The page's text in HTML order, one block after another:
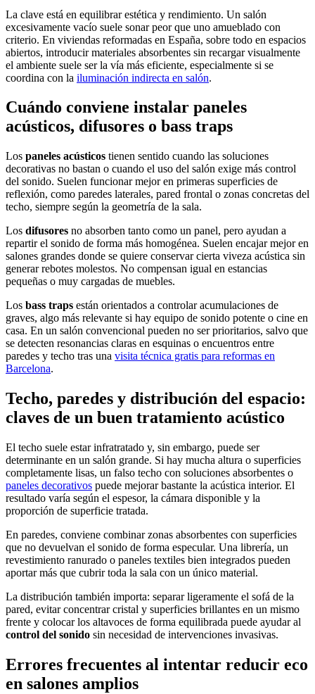
La clave está en equilibrar estética y rendimiento. Un salón
excesivamente vacío suele sonar peor que uno amueblado con
criterio. En viviendas reformadas en España, sobre todo en espacios
abiertos, introducir materiales absorbentes sin recargar visualmente
el ambiente suele ser la vía más eficiente, especialmente si se
coordina con la iluminación indirecta en salón.
Cuándo conviene instalar paneles
acústicos, difusores o bass traps
Los paneles acústicos tienen sentido cuando las soluciones
decorativas no bastan o cuando el uso del salón exige más control
del sonido. Suelen funcionar mejor en primeras superficies de
reflexión, como paredes laterales, pared frontal o zonas concretas del
techo, siempre según la geometría de la sala.
Los difusores no absorben tanto como un panel, pero ayudan a
repartir el sonido de forma más homogénea. Suelen encajar mejor en
salones grandes donde se quiere conservar cierta viveza acústica sin
generar rebotes molestos. No compensan igual en estancias
pequeñas o muy cargadas de muebles.
Los bass traps están orientados a controlar acumulaciones de
graves, algo más relevante si hay equipo de sonido potente o cine en
casa. En un salón convencional pueden no ser prioritarios, salvo que
se detecten resonancias claras en esquinas o encuentros entre
paredes y techo tras una visita técnica gratis para reformas en
Barcelona.
Techo, paredes y distribución del espacio:
claves de un buen tratamiento acústico
El techo suele estar infratratado y, sin embargo, puede ser
determinante en un salón grande. Si hay mucha altura o superficies
completamente lisas, un falso techo con soluciones absorbentes o
paneles decorativos puede mejorar bastante la acústica interior. El
resultado varía según el espesor, la cámara disponible y la
proporción de superficie tratada.
En paredes, conviene combinar zonas absorbentes con superficies
que no devuelvan el sonido de forma especular. Una librería, un
revestimiento ranurado o paneles textiles bien integrados pueden
aportar más que cubrir toda la sala con un único material.
La distribución también importa: separar ligeramente el sofá de la
pared, evitar concentrar cristal y superficies brillantes en un mismo
frente y colocar los altavoces de forma equilibrada puede ayudar al
control del sonido sin necesidad de intervenciones invasivas.
Errores frecuentes al intentar reducir eco
en salones amplios